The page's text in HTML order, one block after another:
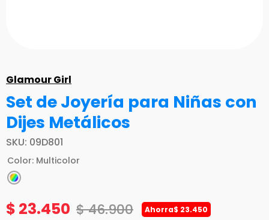
Glamour Girl
Set de Joyería para Niñas con
Dijes Metálicos
SKU: 09D801
Color: Multicolor
$ 23.450 $46.900 Ahorra$ 23.450